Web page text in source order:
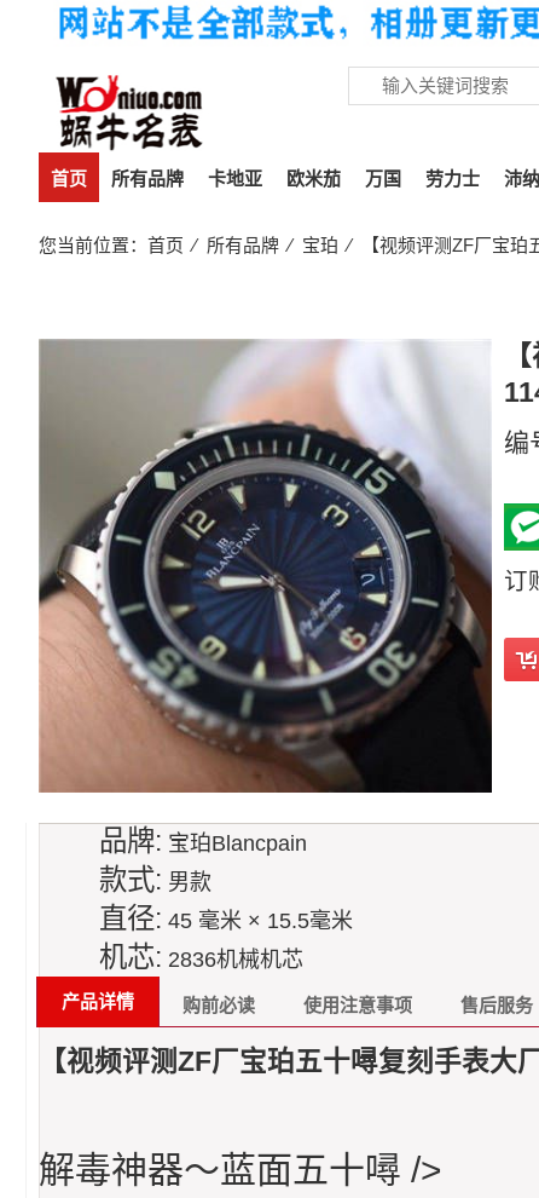
首页 所有品牌 卡地亚 欧米茄 万国 劳力士 沛
您当前位置： 首页 ⁄ 所有品牌 ⁄ 宝珀 ⁄ 【视频评测ZF厂宝珀
编
订
品牌: 宝珀Blancpain
款式: 男款
直径: 45 毫米 × 15.5毫米
机芯: 2836机械机芯
产品详情 购前必读 使用注意事项 售后服务
【视频评测ZF厂宝珀五十噚复刻手表
解毒神器～蓝面五十噚 />